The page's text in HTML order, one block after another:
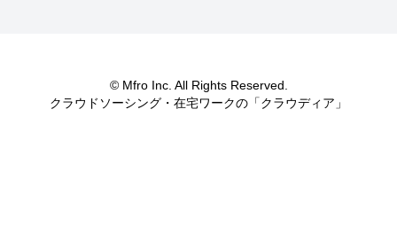
© Mfro Inc. All Rights Reserved.
クラウドソーシング・在宅ワークの「クラウディア」